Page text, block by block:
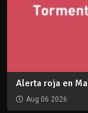
Alerta roja en
Aug 06 2026